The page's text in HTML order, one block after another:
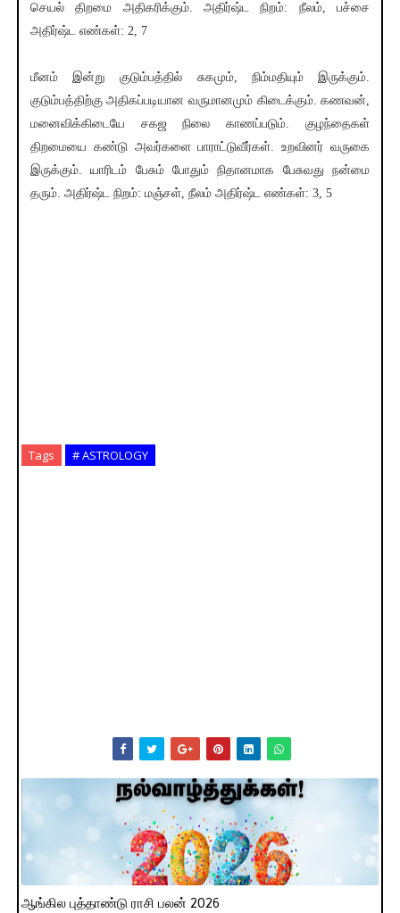
செயல் திறமை அதிகரிக்கும். அதிர்ஷ்ட நிறம்: நீலம், பச்சை
அதிர்ஷ்ட எண்கள்: 2, 7
மீனம் இன்று குடும்பத்தில் சுகமும், நிம்மதியும் இருக்கும்.
குடும்பத்திற்கு அதிகப்படியான வருமானமும் கிடைக்கும். கணவன்,
மனைவிக்கிடையே சகஜ நிலை காணப்படும். குழந்தைகள்
திறமையை கண்டு அவர்களை பாராட்டுவீர்கள். உறவினர் வருகை
இருக்கும். யாரிடம் பேசும் போதும் நிதானமாக பேசுவது நன்மை
தரும். அதிர்ஷ்ட நிறம்: மஞ்சள், நீலம் அதிர்ஷ்ட எண்கள்: 3, 5
Tags # ASTROLOGY
ஆங்கில புத்தாண்டு ராசி பலன் 2026